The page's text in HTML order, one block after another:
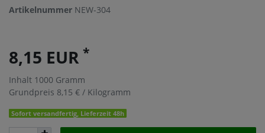
Artikelnummer NEW-304
8,15 EUR *
Inhalt 1000 Gramm
Grundpreis 8,15 € / Kilogramm
Sofort versandfertig, Lieferzeit 48h